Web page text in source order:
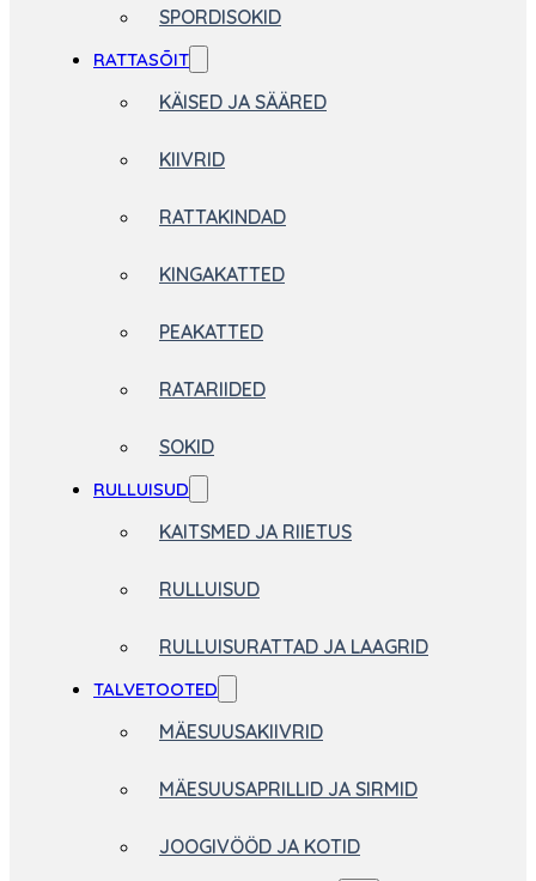
SPORDISOKID
RATTASÕIT
KÄISED JA SÄÄRED
KIIVRID
RATTAKINDAD
KINGAKATTED
PEAKATTED
RATARIIDED
SOKID
RULLUISUD
KAITSMED JA RIIETUS
RULLUISUD
RULLUISURATTAD JA LAAGRID
TALVETOOTED
MÄESUUSAKIIVRID
MÄESUUSAPRILLID JA SIRMID
JOOGIVÖÖD JA KOTID